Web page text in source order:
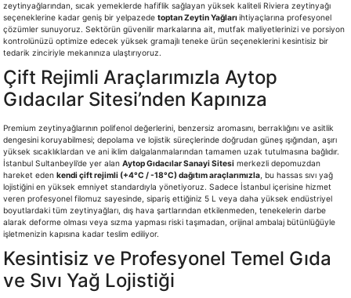
zeytinyağlarından, sıcak yemeklerde hafiflik sağlayan yüksek kaliteli Riviera zeytinyağı
seçeneklerine kadar geniş bir yelpazede toptanZeytin Yağlarıihtiyaçlarına profesyonel
çözümler sunuyoruz. Sektörün güvenilir markalarına ait, mutfak maliyetlerinizi ve porsiyon
kontrolünüzü optimize edecek yüksek gramajlı teneke ürün seçeneklerini kesintisiz bir
tedarik zinciriyle mekanınıza ulaştırıyoruz.
Çift Rejimli Araçlarımızla Aytop
Gıdacılar Sitesi’nden Kapınıza
Premium zeytinyağlarının polifenol değerlerini, benzersiz aromasını, berraklığını ve asitlik
dengesini koruyabilmesi; depolama ve lojistik süreçlerinde doğrudan güneş ışığından, aşırı
yüksek sıcaklıklardan ve ani iklim dalgalanmalarından tamamen uzak tutulmasına bağlıdır.
İstanbul Sultanbeyli’de yer alan Aytop Gıdacılar Sanayi Sitesi merkezli depomuzdan
hareket eden kendi çift rejimli (+4°C / -18°C) dağıtım araçlarımızla , bu hassas sıvı yağ
lojistiğini en yüksek emniyet standardıyla yönetiyoruz. Sadece İstanbul içerisine hizmet
veren profesyonel filomuz sayesinde, sipariş ettiğiniz 5 L veya daha yüksek endüstriyel
boyutlardaki tüm zeytinyağları, dış hava şartlarından etkilenmeden, tenekelerin darbe
alarak deforme olması veya sızma yapması riski taşımadan, orijinal ambalaj bütünlüğüyle
işletmenizin kapısına kadar teslim ediliyor.
Kesintisiz ve Profesyonel Temel Gıda
ve Sıvı Yağ Lojistiği